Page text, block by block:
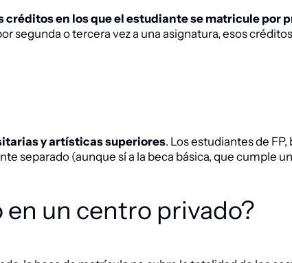
créditos en los que el estudiante se matricule por
segunda o tercera vez a una asignatura, esos
y artísticas superiores. Los estudiantes de
separado (aunque sí a la beca básica, que cumple
un centro privado?